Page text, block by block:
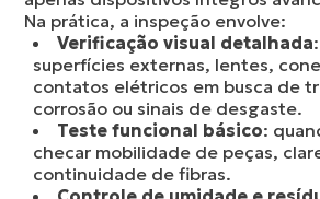
Na prática, a inspeção envolve:
Verificação visual detalhada
superfícies externas, lentes,
contatos elétricos em busca de
corrosão ou sinais de desgaste.
Teste funcional básico:
checar mobilidade de peças,
continuidade de fibras.